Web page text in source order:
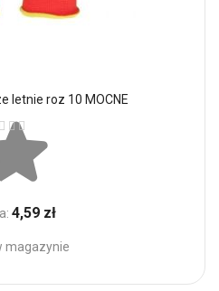
letnie roz 10 MOCNE
4,59 zł
magazynie